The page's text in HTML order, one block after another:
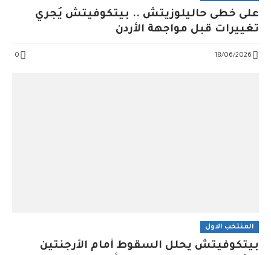
على خُطى حاليلوزيتش .. بيتكوفيتش يُجري
تغييرات قبل مواجهة الأردن
18/06/2026
0
المنتخب الاول
بيتكوفيتش يحلل السقوط أمام الأرجنتين